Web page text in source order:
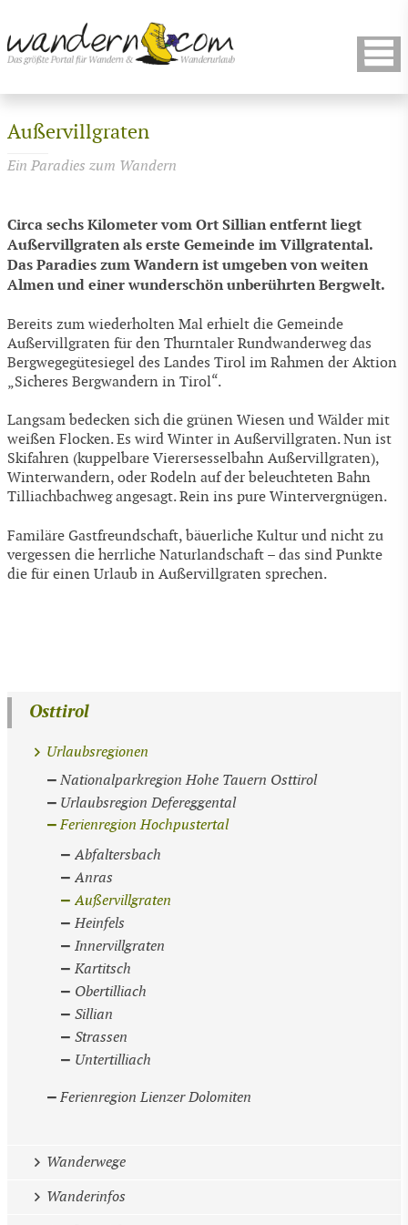
Außervillgraten
Ein Paradies zum Wandern
Circa sechs Kilometer vom Ort Sillian entfernt liegt
Außervillgraten als erste Gemeinde im Villgratental.
Das Paradies zum Wandern ist umgeben von weiten
Almen und einer wunderschön unberührten Bergwelt.
Bereits zum wiederholten Mal erhielt die Gemeinde
Außervillgraten für den Thurntaler Rundwanderweg das
Bergwegegütesiegel des Landes Tirol im Rahmen der Aktion
„Sicheres Bergwandern in Tirol“.
Langsam bedecken sich die grünen Wiesen und Wälder mit
weißen Flocken. Es wird Winter in Außervillgraten. Nun ist
Skifahren (kuppelbare Vierersesselbahn Außervillgraten),
Winterwandern, oder Rodeln auf der beleuchteten Bahn
Tilliachbachweg angesagt. Rein ins pure Wintervergnügen.
Familäre Gastfreundschaft, bäuerliche Kultur und nicht zu
vergessen die herrliche Naturlandschaft – das sind Punkte
die für einen Urlaub in Außervillgraten sprechen.
Osttirol
Urlaubsregionen
Nationalparkregion Hohe Tauern Osttirol
Urlaubsregion Defereggental
Ferienregion Hochpustertal
Abfaltersbach
Anras
Außervillgraten
Heinfels
Innervillgraten
Kartitsch
Obertilliach
Sillian
Strassen
Untertilliach
Ferienregion Lienzer Dolomiten
Wanderwege
Wanderinfos